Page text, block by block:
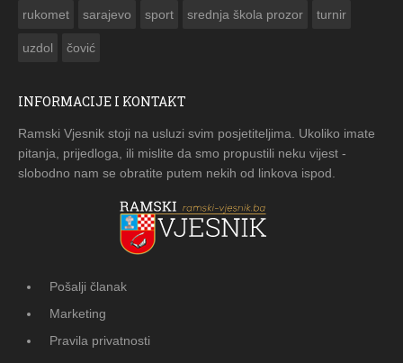
rukomet sarajevo sport srednja škola prozor turnir
uzdol čović
INFORMACIJE I KONTAKT
Ramski Vjesnik stoji na usluzi svim posjetiteljima. Ukoliko imate
pitanja, prijedloga, ili mislite da smo propustili neku vijest -
slobodno nam se obratite putem nekih od linkova ispod.
Pošalji članak
Marketing
Pravila privatnosti